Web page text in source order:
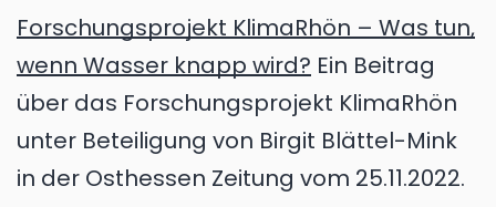
Forschungsprojekt KlimaRhön – Was tun,
wenn Wasser knapp wird? Ein Beitrag
über das Forschungsprojekt KlimaRhön
unter Beteiligung von Birgit Blättel-Mink
in der Osthessen Zeitung vom 25.11.2022.